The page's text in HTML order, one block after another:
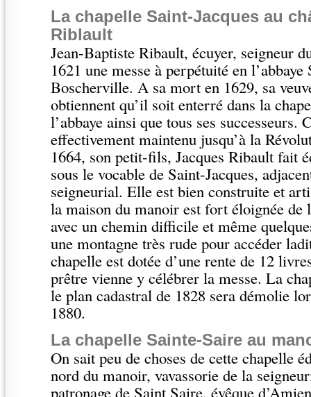
La chapelle Saint-Jacques au
Riblault
Jean-Baptiste Ribault, écuyer, seigneur
1621 une messe à perpétuité en
Boscherville. A sa mort en 1629, sa
obtiennent qu’il soit enterré dans la
l’abbaye ainsi que tous ses successeurs.
effectivement maintenu jusqu’à la
1664, son petit-fils, Jacques Ribault fait
sous le vocable de Saint-Jacques,
seigneurial. Elle est bien construite et
la maison du manoir est fort éloignée de
avec un chemin difficile et même
une montagne très rude pour accéder
chapelle est dotée d’une rente de 12
prêtre vienne y célébrer la messe. La
le plan cadastral de 1828 sera démolie
1880.
La chapelle Sainte-Saire au
On sait peu de choses de cette chapelle
nord du manoir, vavassorie de la
patronage de Saint Saire, évêque